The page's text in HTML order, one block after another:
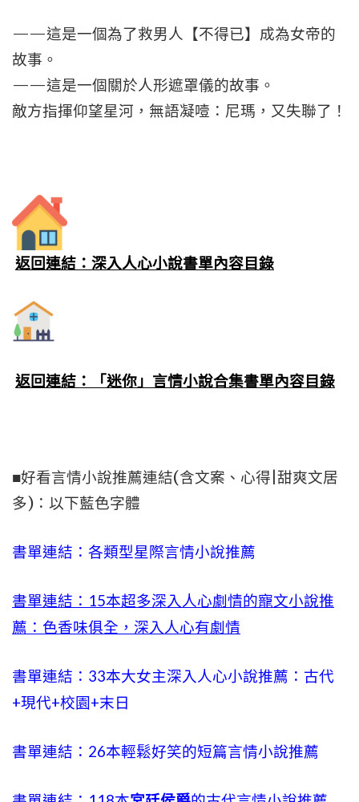
——這是一個為了救男人【不得已】成為女帝的
故事。
——這是一個關於人形遮罩儀的故事。
敵方指揮仰望星河，無語凝噎：尼瑪，又失聯了！
返回連結：深入人心小說書單內容目錄
返回連結：「迷你」言情小說合集書單內容目錄
■好看言情小說推薦連結(含文案、心得|甜爽文居
多)：以下藍色字體
書單連結：各類型星際言情小說推薦
書單連結：15本超多深入人心劇情的寵文小說推
薦：色香味俱全，深入人心有劇情
書單連結：33本大女主深入人心小說推薦：古代
+現代+校園+末日
書單連結：26本輕鬆好笑的短篇言情小說推薦